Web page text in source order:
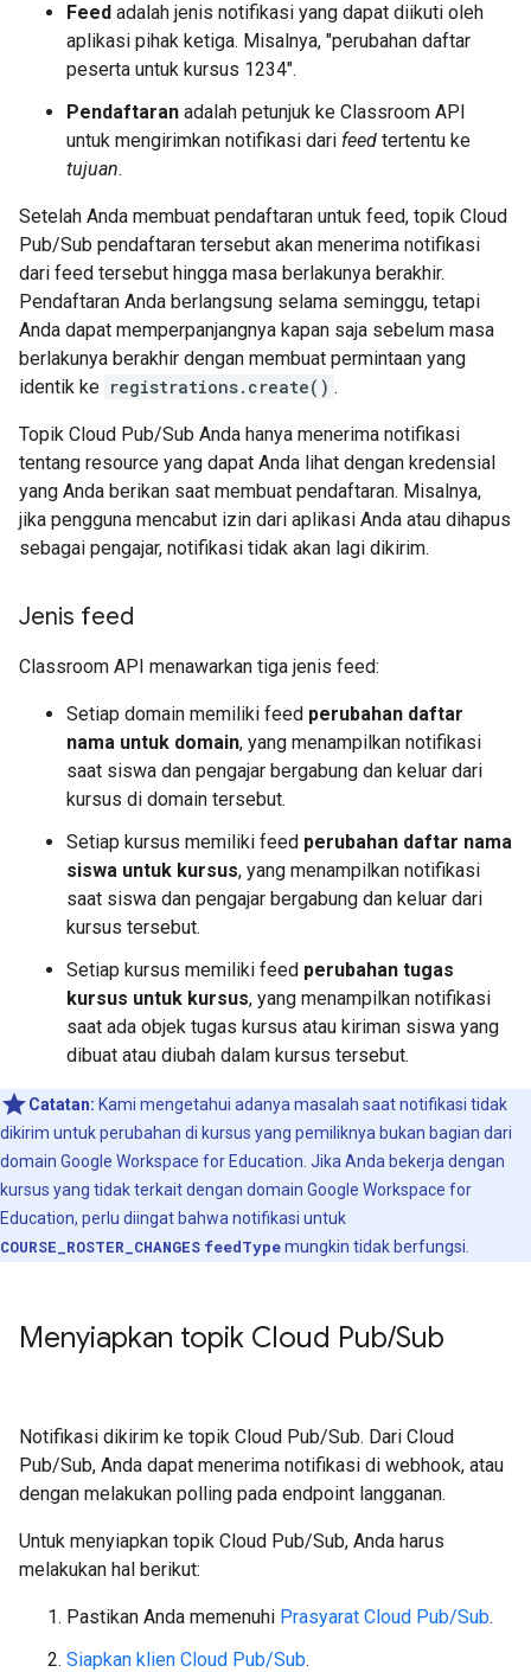
Feed adalah jenis notifikasi yang dapat diikuti oleh
aplikasi pihak ketiga. Misalnya, "perubahan daftar
peserta untuk kursus 1234".
Pendaftaran adalah petunjuk ke Classroom API
untuk mengirimkan notifikasi dari feed tertentu ke
tujuan.
Setelah Anda membuat pendaftaran untuk feed, topik Cloud
Pub/Sub pendaftaran tersebut akan menerima notifikasi
dari feed tersebut hingga masa berlakunya berakhir.
Pendaftaran Anda berlangsung selama seminggu, tetapi
Anda dapat memperpanjangnya kapan saja sebelum masa
berlakunya berakhir dengan membuat permintaan yang
identik ke registrations.create() .
Topik Cloud Pub/Sub Anda hanya menerima notifikasi
tentang resource yang dapat Anda lihat dengan kredensial
yang Anda berikan saat membuat pendaftaran. Misalnya,
jika pengguna mencabut izin dari aplikasi Anda atau dihapus
sebagai pengajar, notifikasi tidak akan lagi dikirim.
Jenis feed
Classroom API menawarkan tiga jenis feed:
Setiap domain memiliki feed perubahan daftar
nama untuk domain, yang menampilkan notifikasi
saat siswa dan pengajar bergabung dan keluar dari
kursus di domain tersebut.
Setiap kursus memiliki feed perubahan daftar nama
siswa untuk kursus, yang menampilkan notifikasi
saat siswa dan pengajar bergabung dan keluar dari
kursus tersebut.
Setiap kursus memiliki feed perubahan tugas
kursus untuk kursus, yang menampilkan notifikasi
saat ada objek tugas kursus atau kiriman siswa yang
dibuat atau diubah dalam kursus tersebut.
Catatan: Kami mengetahui adanya masalah saat notifikasi tidak
dikirim untuk perubahan di kursus yang pemiliknya bukan bagian dari
domain Google Workspace for Education. Jika Anda bekerja dengan
kursus yang tidak terkait dengan domain Google Workspace for
Education, perlu diingat bahwa notifikasi untuk
COURSE_ROSTER_CHANGES feedTypemungkin tidak berfungsi.
Menyiapkan topik Cloud Pub/Sub
Notifikasi dikirim ke topik Cloud Pub/Sub. Dari Cloud
Pub/Sub, Anda dapat menerima notifikasi di webhook, atau
dengan melakukan polling pada endpoint langganan.
Untuk menyiapkan topik Cloud Pub/Sub, Anda harus
melakukan hal berikut:
Pastikan Anda memenuhi Prasyarat Cloud Pub/Sub.
Siapkan klien Cloud Pub/Sub.